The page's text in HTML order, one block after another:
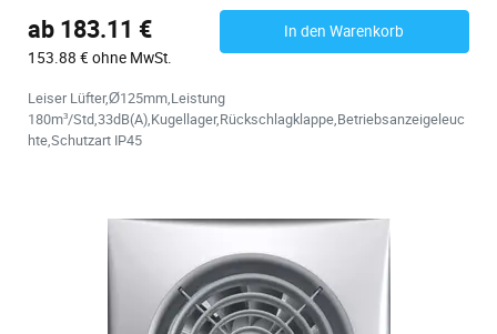
ab 183.11 €
153.88 € ohne MwSt.
In den Warenkorb
Leiser Lüfter,Ø125mm,Leistung
180m³/Std,33dB(A),Kugellager,Rückschlagklappe,Betriebsanzeigeleuc
hte,Schutzart IP45